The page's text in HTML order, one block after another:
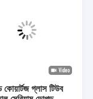
কোয়ার্টজ গ্লাস টিউব